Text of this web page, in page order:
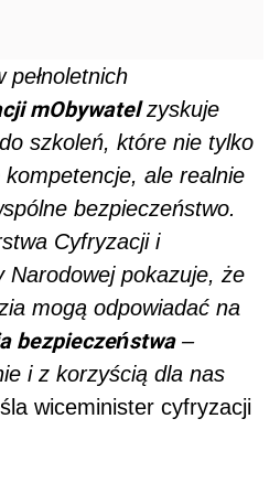
pełnoletnich
mObywatelzyskuje
szkoleń, które nie tylko
ale realnie
bezpieczeństwo.
Cyfryzacji i
Narodowej pokazuje, że
mogą odpowiadać na
bezpieczeństwa–
i z korzyścią dla nas
wiceminister cyfryzacji